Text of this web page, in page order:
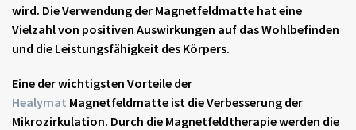
wird. Die Verwendung der Magnetfeldmatte hat eine
Vielzahl von positiven Auswirkungen auf das Wohlbefinden
und die Leistungsfähigkeit des Körpers.
Eine der wichtigsten Vorteile der
Healymat Magnetfeldmatte ist die Verbesserung der
Mikrozirkulation. Durch die Magnetfeldtherapie werden die